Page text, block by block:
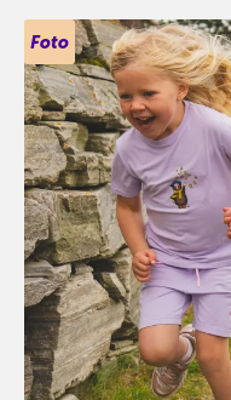
Foto